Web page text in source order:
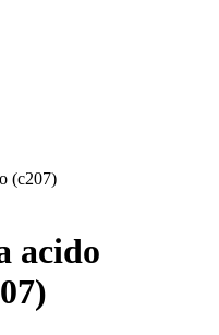
(c207)
acido